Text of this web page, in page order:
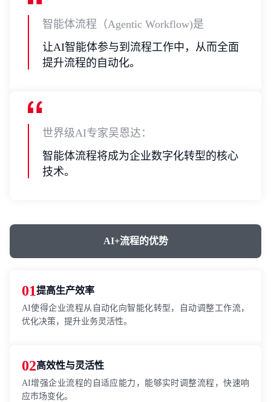
智能体流程（Agentic Workflow)是
让AI智能体参与到流程工作中，从而全面
提升流程的自动化。
世界级AI专家吴恩达：
智能体流程将成为企业数字化转型的核心
技术。
AI+流程的优势
01提高生产效率
AI使得企业流程从自动化向智能化转型，自动调整工作流，
优化决策，提升业务灵活性。
02高效性与灵活性
AI增强企业流程的自适应能力，能够实时调整流程，快速响
应市场变化。